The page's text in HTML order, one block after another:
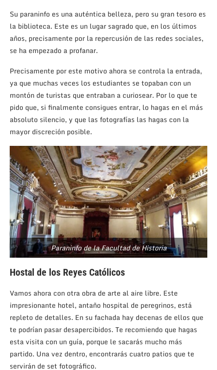
Su paraninfo es una auténtica belleza, pero su gran tesoro es
la biblioteca. Este es un lugar sagrado que, en los últimos
años, precisamente por la repercusión de las redes sociales,
se ha empezado a profanar.
Precisamente por este motivo ahora se controla la entrada,
ya que muchas veces los estudiantes se topaban con un
montón de turistas que entraban a curiosear. Por lo que te
pido que, si finalmente consigues entrar, lo hagas en el más
absoluto silencio, y que las fotografías las hagas con la
mayor discreción posible.
Paraninfo de la Facultad de Historia
Hostal de los Reyes Católicos
Vamos ahora con otra obra de arte al aire libre. Este
impresionante hotel, antaño hospital de peregrinos, está
repleto de detalles. En su fachada hay decenas de ellos que
te podrían pasar desapercibidos. Te recomiendo que hagas
esta visita con un guía, porque le sacarás mucho más
partido. Una vez dentro, encontrarás cuatro patios que te
servirán de set fotográfico.